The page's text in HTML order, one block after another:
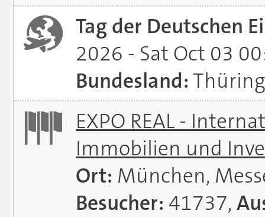
Tag der Deutschen
2026 - Sat Oct 03
Bundesland:
EXPO REAL -
Immobilien und
Ort: München,
Besucher: 41737,